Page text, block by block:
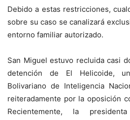
Debido a estas restricciones,
sobre su caso se canalizará
entorno familiar autorizado.
San Miguel estuvo recluida casi
detención de El Helicoide,
Bolivariano de Inteligencia
reiteradamente por la oposición
Recientemente, la